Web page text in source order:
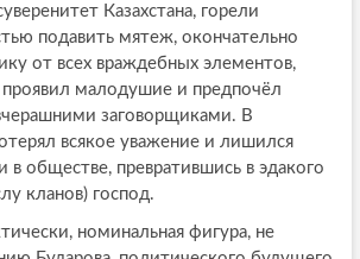
Казахстана, горели
подавить мятеж, окончательно
от всех враждебных элементов,
проявил малодушие и предпочёл
заговорщиками. В
всякое уважение и лишился
обществе, превратившись в эдакого
кланов) господ.
номинальная фигура, не